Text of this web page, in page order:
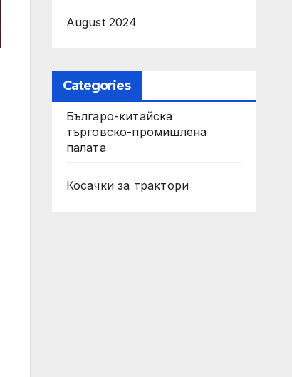
August 2024
Categories
Българо-китайска
търговско-промишлена
палата
Косачки за трактори